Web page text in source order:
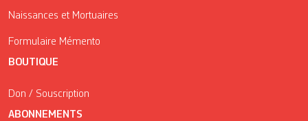
Naissances et Mortuaires
Formulaire Mémento
BOUTIQUE
Don / Souscription
ABONNEMENTS